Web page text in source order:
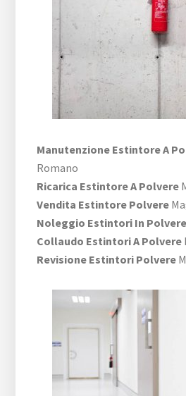
Manutenzione Estintore A
Romano
Ricarica Estintore A Polvere
Vendita Estintore Polvere
Noleggio Estintori In Polvere
Collaudo Estintori A Polvere
Revisione Estintori Polvere